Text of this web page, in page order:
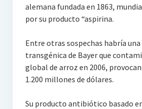
alemana fundada en 1863,
por su producto “aspirina.
Entre otras sospechas habría una
transgénica de Bayer que
global de arroz en 2006,
1.200 millones de dólares.
Su producto antibiótico basado